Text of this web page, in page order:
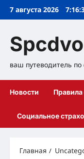
Перейти
7 августа 2026
ваш путеводитель
Новости Правила
Социальное
Главная